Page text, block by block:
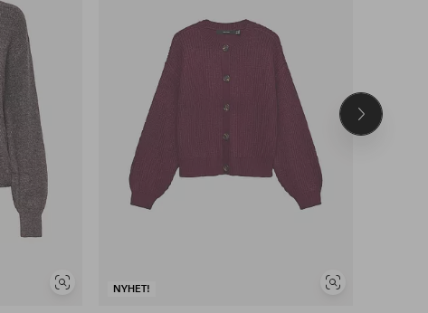
Vis
NYHET!
Vis
Neste